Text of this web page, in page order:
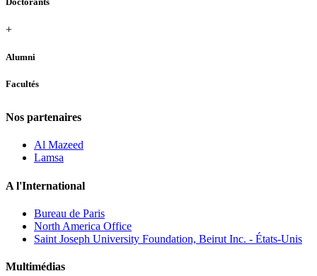
+
Alumni
Facultés
Nos partenaires
Al Mazeed
Lamsa
A l'International
Bureau de Paris
North America Office
Saint Joseph University Foundation, Beirut Inc. - États-Unis
Multimédias